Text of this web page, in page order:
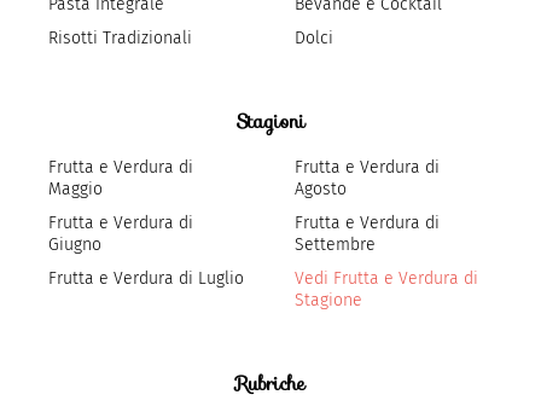
Pasta Integrale
Risotti Tradizionali
Bevande e Cocktail
Dolci
Stagioni
Frutta e Verdura di
Maggio
Frutta e Verdura di
Giugno
Frutta e Verdura di Luglio
Frutta e Verdura di
Agosto
Frutta e Verdura di
Settembre
Vedi Frutta e Verdura di
Stagione
Rubriche